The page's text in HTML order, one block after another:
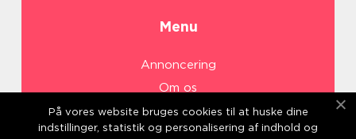
Menu
Annoncering
Om os
Cookies
Kontakt os
På vores website bruges cookies til at huske dine
indstillinger, statistik og personalisering af indhold og